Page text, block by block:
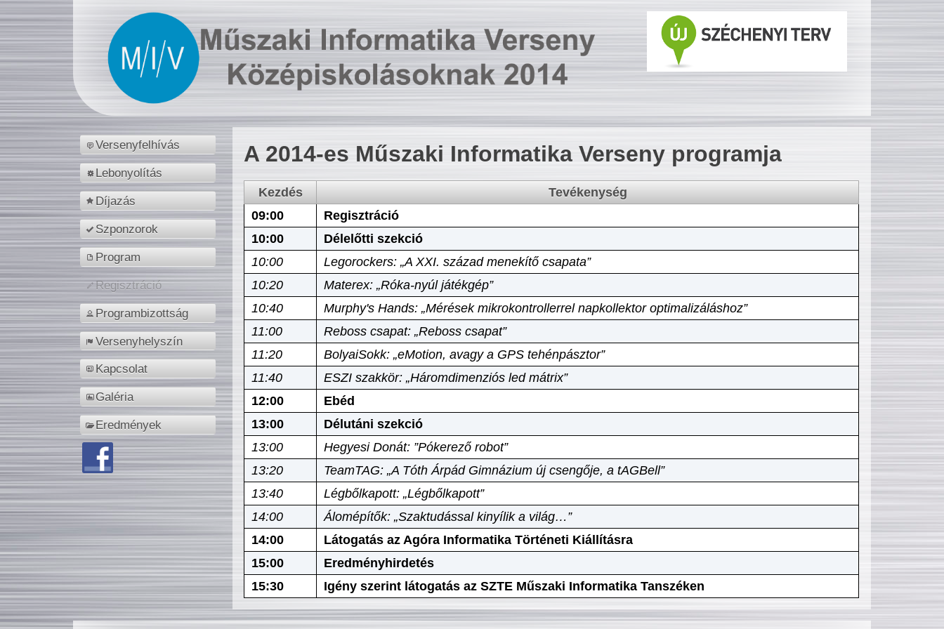
Versenyfelhívás
Lebonyolítás
Díjazás
Szponzorok
Program
Regisztráció
Programbizottság
Versenyhelyszín
Kapcsolat
Galéria
Eredmények
A 2014-es Műszaki Informatika Verseny programja
Kezdés
Tevékenység
09:00
Regisztráció
10:00
Délelőtti szekció
10:00
Legorockers: „A XXI. század menekítő csapata”
10:20
Materex: „Róka-nyúl játékgép”
10:40
Murphy's Hands: „Mérések mikrokontrollerrel napkollektor optimalizáláshoz”
11:00
Reboss csapat: „Reboss csapat”
11:20
BolyaiSokk: „eMotion, avagy a GPS tehénpásztor”
11:40
ESZI szakkör: „Háromdimenziós led mátrix”
12:00
Ebéd
13:00
Délutáni szekció
13:00
Hegyesi Donát: ”Pókerező robot”
13:20
TeamTAG: „A Tóth Árpád Gimnázium új csengője, a tAGBell”
13:40
Légbőlkapott: „Légbőlkapott”
14:00
Álomépítők: „Szaktudással kinyílik a világ…”
14:00
Látogatás az Agóra Informatika Történeti Kiállításra
15:00
Eredményhirdetés
15:30
Igény szerint látogatás az SZTE Műszaki Informatika Tanszéken